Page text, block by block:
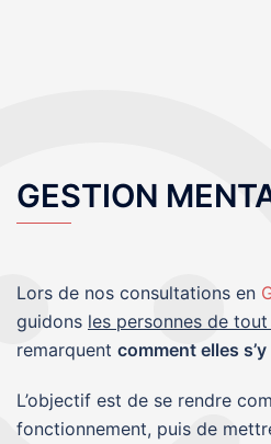
GESTION
Lors de nos consultations en
guidons les personnes de
remarquent comment elles
L’objectif est de se rendre
fonctionnement, puis de